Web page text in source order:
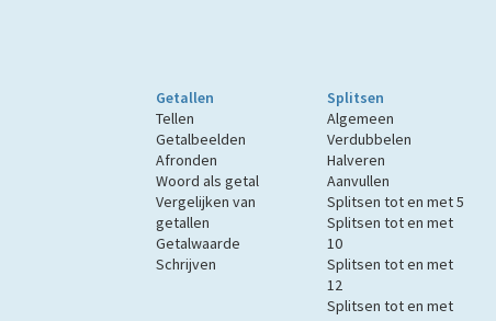
Getallen
Tellen
Getalbeelden
Afronden
Woord als getal
Vergelijken van
getallen
Getalwaarde
Schrijven
Splitsen
Algemeen
Verdubbelen
Halveren
Aanvullen
Splitsen tot en met 5
Splitsen tot en met
10
Splitsen tot en met
12
Splitsen tot en met